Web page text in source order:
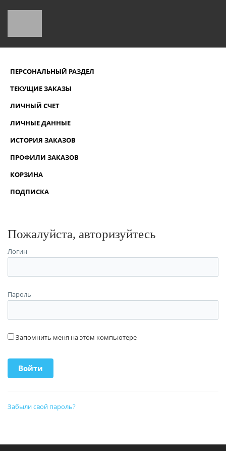
ПЕРСОНАЛЬНЫЙ РАЗДЕЛ
ТЕКУЩИЕ ЗАКАЗЫ
ЛИЧНЫЙ СЧЕТ
ЛИЧНЫЕ ДАННЫЕ
ИСТОРИЯ ЗАКАЗОВ
ПРОФИЛИ ЗАКАЗОВ
КОРЗИНА
ПОДПИСКА
Пожалуйста, авторизуйтесь
Логин
Пароль
Запомнить меня на этом компьютере
Забыли свой пароль?